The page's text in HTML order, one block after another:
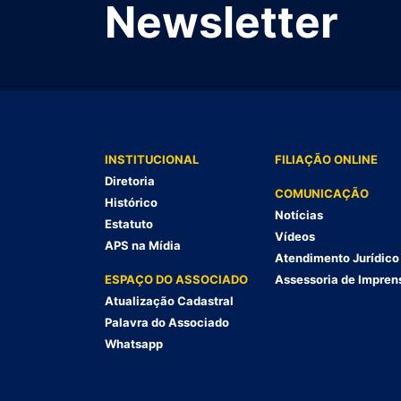
Newsletter
INSTITUCIONAL
Diretoria
Histórico
Estatuto
APS na Mídia
ESPAÇO DO ASSOCIADO
Atualização Cadastral
Palavra do Associado
Whatsapp
FILIAÇÃO ONLINE
COMUNICAÇÃO
Notícias
Vídeos
Atendimento Jurídico
Assessoria de